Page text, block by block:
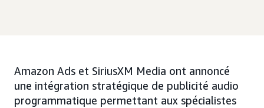
Amazon Ads et SiriusXM Media ont annoncé
une intégration stratégique de publicité audio
programmatique permettant aux spécialistes